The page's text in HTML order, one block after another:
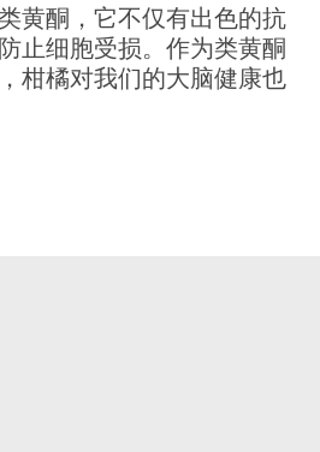
黄酮，它不仅有出色的抗
止细胞受损。作为类黄酮
柑橘对我们的大脑健康也